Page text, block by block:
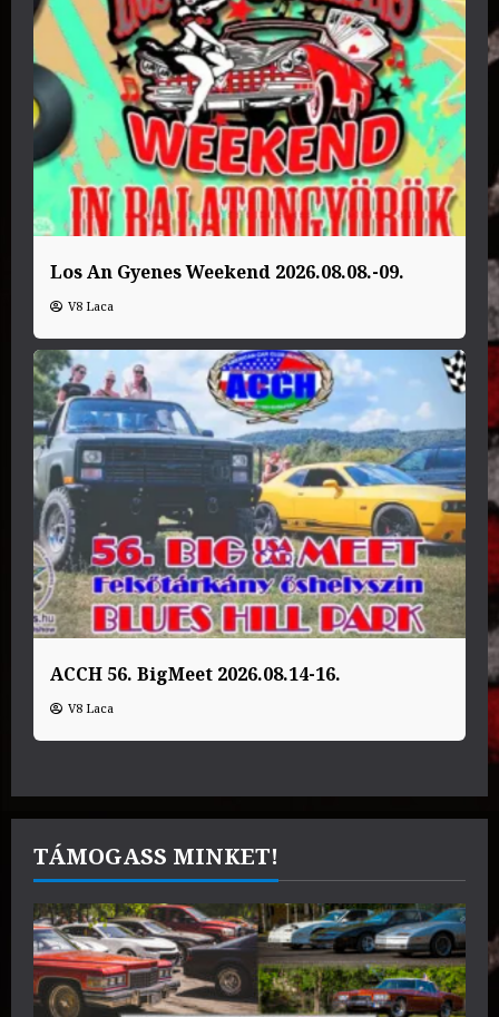
Los An Gyenes Weekend 2026.08.08.-09.
V8 Laca
ACCH 56. BigMeet 2026.08.14-16.
V8 Laca
TÁMOGASS MINKET!